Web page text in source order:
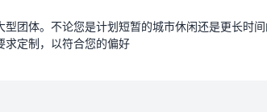
团体。不论您是计划短暂的城市休闲还是更长时
求定制，以符合您的偏好